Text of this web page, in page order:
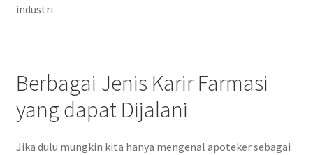
industri.
Berbagai Jenis Karir Farmasi
yang dapat Dijalani
Jika dulu mungkin kita hanya mengenal apoteker sebagai